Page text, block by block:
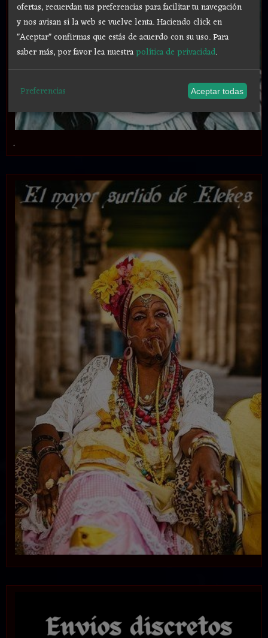
.
ofertas, recuerdan tus preferencias para facilitar tu navegación
y nos avisan si la web se vuelve lenta. Haciendo click en
"Aceptar" confirmas que estás de acuerdo con su uso.Para
saber más, por favor lea nuestrapolítica de privacidad.
Preferencias Aceptar todas